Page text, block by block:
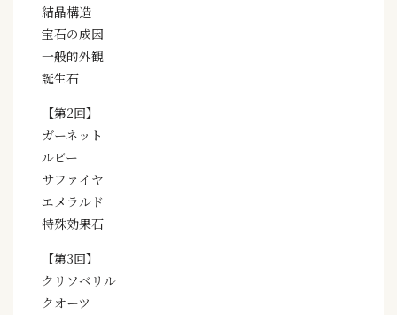
結晶構造
宝石の成因
一般的外観
誕生石
【第2回】
ガーネット
ルビー
サファイヤ
エメラルド
特殊効果石
【第3回】
クリソベリル
クオーツ